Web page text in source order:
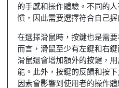
的手感和操作體驗。不同的
慣，因此需要選擇符合自己握
在選擇滑鼠時，按鍵也是需
而言，滑鼠至少有左鍵和右
滑鼠還會增加額外的按鍵，
能。此外，按鍵的反饋和按
因素會影響到使用者的操作體